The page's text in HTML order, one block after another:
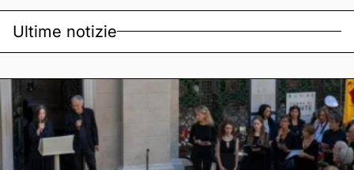
Ultime notizie